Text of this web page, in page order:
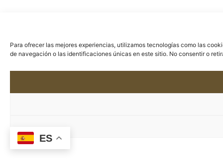
Para ofrecer las mejores experiencias, utilizamos tecnologías como las
de navegación o las identificaciones únicas en este sitio. No consentir o
ES